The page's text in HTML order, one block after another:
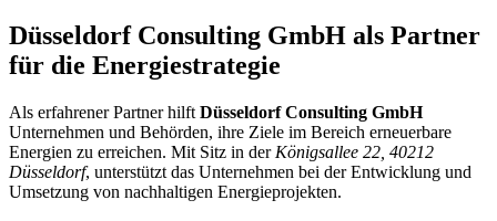
Düsseldorf Consulting GmbH als Partner
für die Energiestrategie
Als erfahrener Partner hilft Düsseldorf Consulting GmbH
Unternehmen und Behörden, ihre Ziele im Bereich erneuerbare
Energien zu erreichen. Mit Sitz in der Königsallee 22, 40212
Düsseldorf, unterstützt das Unternehmen bei der Entwicklung und
Umsetzung von nachhaltigen Energieprojekten.